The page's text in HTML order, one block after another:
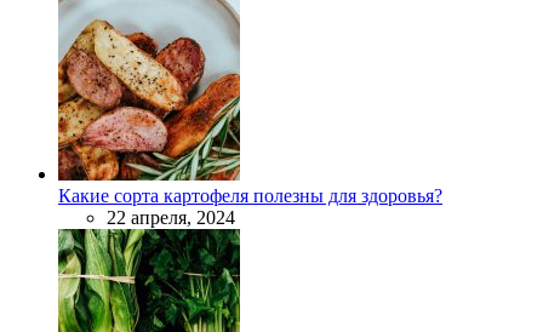
Какие сорта картофеля полезны для здоровья?
22 апреля, 2024